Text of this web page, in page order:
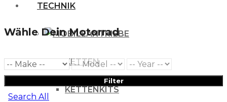
TECHNIK
ANTRIEBE
KETTEN
KETTENKITS
Wähle Dein Motorrad
Filter
Search All